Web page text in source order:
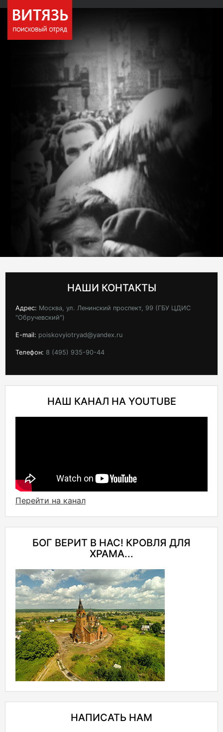
НАШИ КОНТАКТЫ
Адрес: Москва, ул. Ленинский проспект, 99 (ГБУ ЦДИС
"Обручевский")
E-mail: poiskovyiotryad@yandex.ru
Телефон: 8 (495) 935-90-44
НАШ КАНАЛ НА YOUTUBE
Перейти на канал
БОГ ВЕРИТ В НАС! КРОВЛЯ ДЛЯ
ХРАМА...
НАПИСАТЬ НАМ